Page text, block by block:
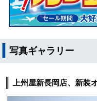
写真ギャラリー
上州屋新長岡店、新装